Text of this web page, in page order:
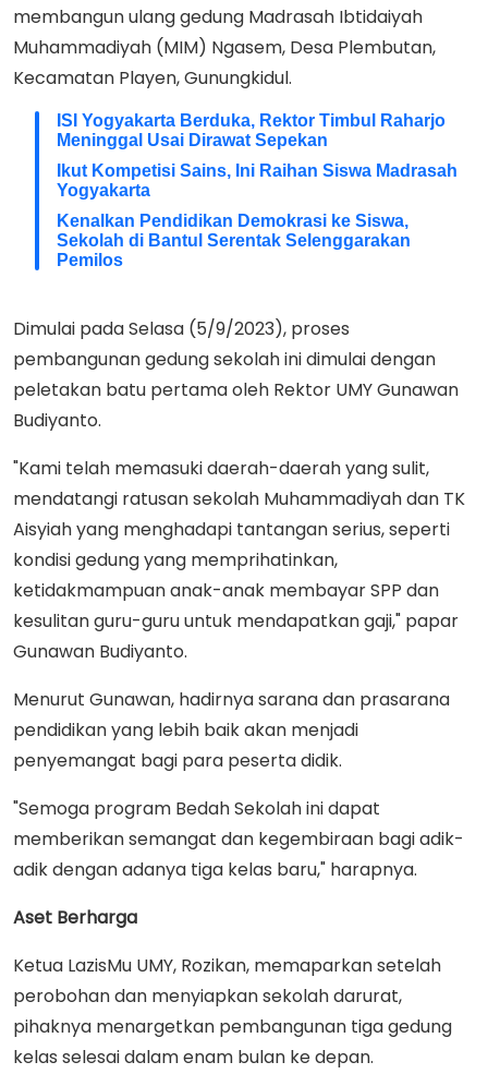
membangun ulang gedung Madrasah Ibtidaiyah
Muhammadiyah (MIM) Ngasem, Desa Plembutan,
Kecamatan Playen, Gunungkidul.
ISI Yogyakarta Berduka, Rektor Timbul Raharjo
Meninggal Usai Dirawat Sepekan
Ikut Kompetisi Sains, Ini Raihan Siswa Madrasah
Yogyakarta
Kenalkan Pendidikan Demokrasi ke Siswa,
Sekolah di Bantul Serentak Selenggarakan
Pemilos
Dimulai pada Selasa (5/9/2023), proses
pembangunan gedung sekolah ini dimulai dengan
peletakan batu pertama oleh Rektor UMY Gunawan
Budiyanto.
"Kami telah memasuki daerah-daerah yang sulit,
mendatangi ratusan sekolah Muhammadiyah dan TK
Aisyiah yang menghadapi tantangan serius, seperti
kondisi gedung yang memprihatinkan,
ketidakmampuan anak-anak membayar SPP dan
kesulitan guru-guru untuk mendapatkan gaji," papar
Gunawan Budiyanto.
Menurut Gunawan, hadirnya sarana dan prasarana
pendidikan yang lebih baik akan menjadi
penyemangat bagi para peserta didik.
"Semoga program Bedah Sekolah ini dapat
memberikan semangat dan kegembiraan bagi adik-
adik dengan adanya tiga kelas baru," harapnya.
Aset Berharga
Ketua LazisMu UMY, Rozikan, memaparkan setelah
perobohan dan menyiapkan sekolah darurat,
pihaknya menargetkan pembangunan tiga gedung
kelas selesai dalam enam bulan ke depan.